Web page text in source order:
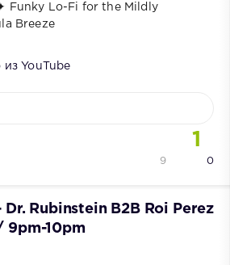
Funky Lo-Fi for the Mildly
Breeze
из YouTube
1
0
9
Dr. Rubinstein B2B Roi Perez
9pm-10pm